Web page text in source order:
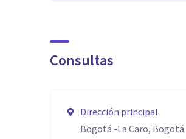
Consultas
Dirección principal
Bogotá ‎-La Caro, Bogotá